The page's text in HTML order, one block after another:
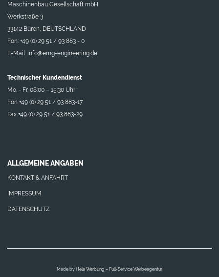
Maschinenbau Gesellschaft mbH
Werkstraße 3
33142 Büren, DEUTSCHLAND
Fon: +49 (0) 29 51 / 93 883 - 0
E-Mail: info@emg-engineering.de
Technischer Kundendienst
Mo. - Fr. 08:00 – 15:30 Uhr
Fon +49 (0) 29 51 / 93 883-17
Fax +49 (0) 29 51 / 93 883-29
ALLGEMEINE ANGABEN
KONTAKT & ANFAHRT
IMPRESSUM
DATENSCHUTZ
Made by Hela Werbung – Full-Service Werbeagentur